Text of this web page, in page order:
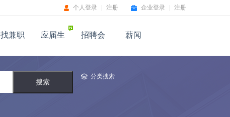
企业登录 注册
个人登录 注册
找兼职 应届生 招聘会 薪闻
分类搜索